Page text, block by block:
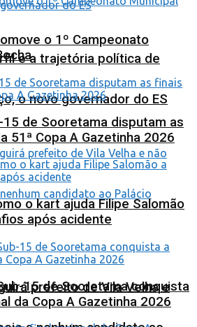
e a trajetória política de
o novo governador do ES
prefeito de Vila Velha e
o 1º Campeonato
15 de Sooretama disputam as
51ª Copa A Gazetinha 2026
o kart ajuda Filipe Salomão
após acidente
15 de Sooretama conquista
da Copa A Gazetinha 2026